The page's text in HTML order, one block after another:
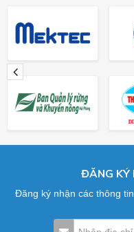
ĐĂNG KÝ
Đăng ký nhận các thông